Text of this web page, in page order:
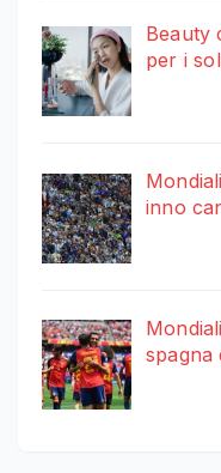
Beauty
per i
inno
spagna